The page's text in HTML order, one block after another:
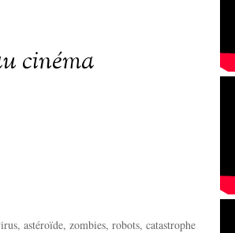
cinéma
astéroïde, zombies, robots, catastrophe